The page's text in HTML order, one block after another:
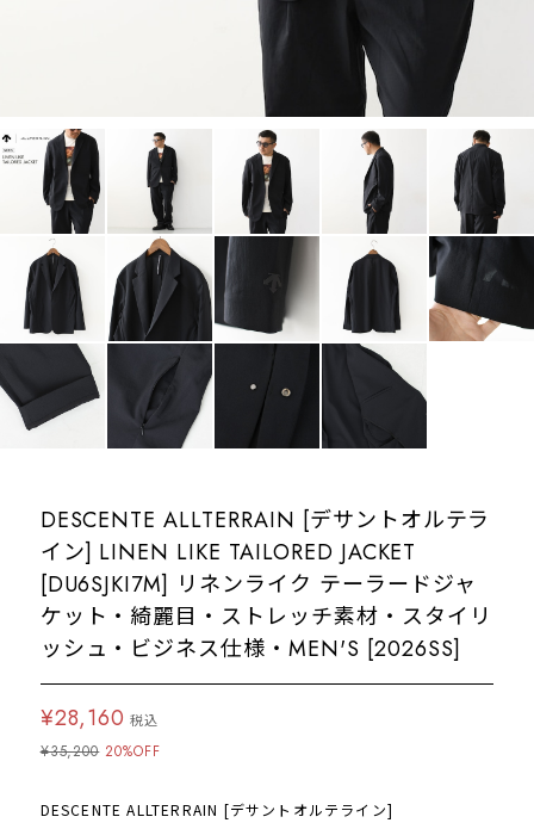
DESCENTE ALLTERRAIN [デサントオルテラ
イン] LINEN LIKE TAILORED JACKET
[DU6SJKI7M] リネンライク テーラードジャ
ケット・綺麗目・ストレッチ素材・スタイリ
ッシュ・ビジネス仕様・MEN'S [2026SS]
¥28,160 税込
¥35,200 20%OFF
DESCENTE ALLTERRAIN [デサントオルテライン]